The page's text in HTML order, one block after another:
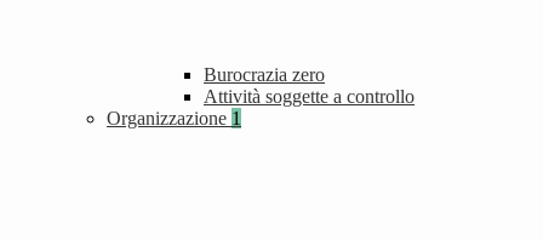
Burocrazia zero
Attività soggette a controllo
Organizzazione 1